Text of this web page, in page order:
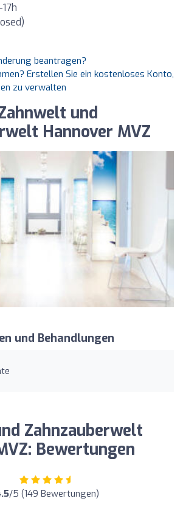
beantragen?
Erstellen Sie ein kostenloses Konto,
zu verwalten
und
Hannover MVZ
und Behandlungen
Zahnzauberwelt
Bewertungen
/5 (149 Bewertungen)